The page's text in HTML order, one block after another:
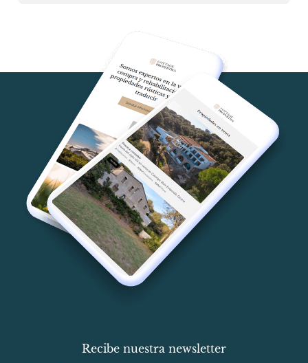
Recibe nuestra newsletter